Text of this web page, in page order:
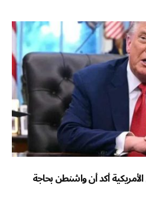
أكد أن واشنطن بحاجة